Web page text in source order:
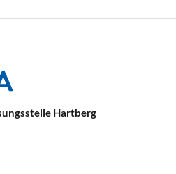
Hartberg